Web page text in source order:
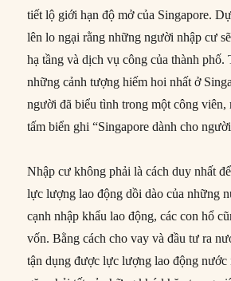
tiết lộ giới hạn độ mở của Singapore.
lên lo ngại rằng những người nhập cư
hạ tầng và dịch vụ công của thành phố.
những cảnh tượng hiếm hoi nhất ở
người đã biểu tình trong một công viên,
tấm biển ghi “Singapore dành cho
Nhập cư không phải là cách duy nhất
lực lượng lao động dồi dào của những
cạnh nhập khẩu lao động, các con hổ
vốn. Bằng cách cho vay và đầu tư ra
tận dụng được lực lượng lao động nước